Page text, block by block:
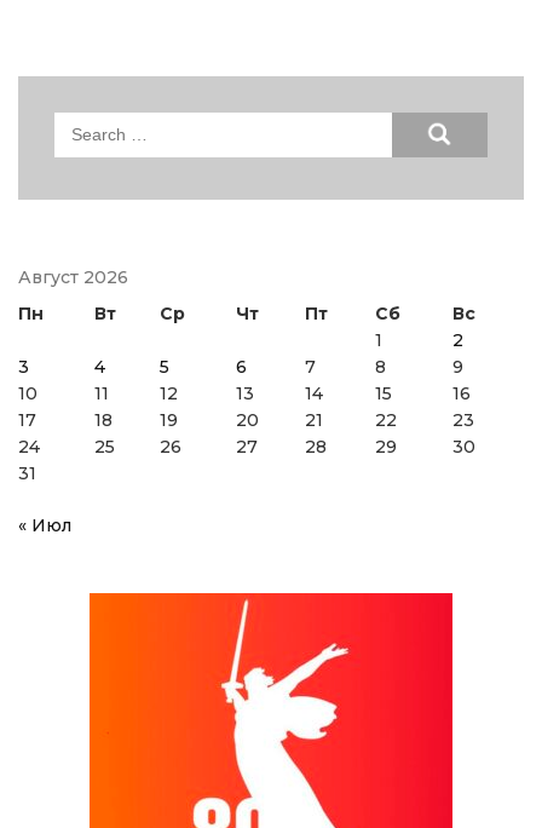
Search
Август 2026
Пн
Вт Ср Чт Пт Сб
Вс
1
2
3
4 5 6 7 8
9
10
11 12 13 14 15
16
17
18 19 20 21 22
23
24
25 26 27 28 29
30
31
« Июл